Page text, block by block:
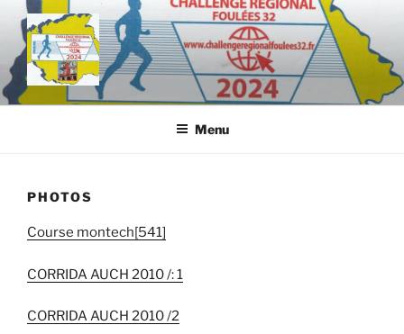
Aller
contenu
principal
Menu
PHOTOS
Course montech[541]
CORRIDA AUCH 2010 /: 1
CORRIDA AUCH 2010 /2